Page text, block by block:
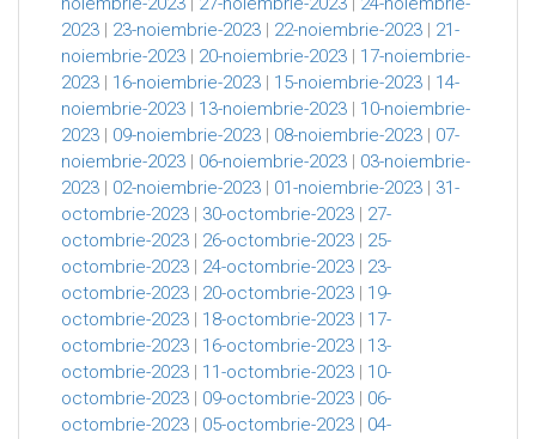
2023 | 23-noiembrie-2023 | 22-noiembrie-2023 | 21-
noiembrie-2023 | 20-noiembrie-2023 | 17-noiembrie-
2023 | 16-noiembrie-2023 | 15-noiembrie-2023 | 14-
noiembrie-2023 | 13-noiembrie-2023 | 10-noiembrie-
2023 | 09-noiembrie-2023 | 08-noiembrie-2023 | 07-
noiembrie-2023 | 06-noiembrie-2023 | 03-noiembrie-
2023 | 02-noiembrie-2023 | 01-noiembrie-2023 | 31-
octombrie-2023 | 30-octombrie-2023 | 27-
octombrie-2023 | 26-octombrie-2023 | 25-
octombrie-2023 | 24-octombrie-2023 | 23-
octombrie-2023 | 20-octombrie-2023 | 19-
octombrie-2023 | 18-octombrie-2023 | 17-
octombrie-2023 | 16-octombrie-2023 | 13-
octombrie-2023 | 11-octombrie-2023 | 10-
octombrie-2023 | 09-octombrie-2023 | 06-
octombrie-2023 | 05-octombrie-2023 | 04-